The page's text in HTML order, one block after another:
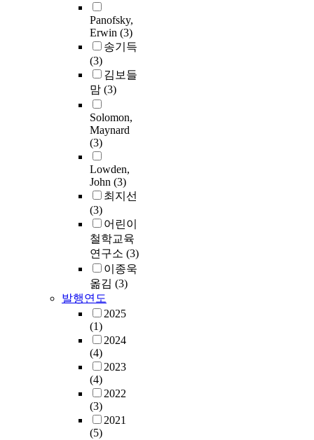
Panofsky,
Erwin (3)
송기득
(3)
김보들
맘 (3)
Solomon,
Maynard
(3)
Lowden,
John (3)
최지선
(3)
어린이
철학교육
연구소 (3)
이종욱
옮김 (3)
발행연도
2025
(1)
2024
(4)
2023
(4)
2022
(3)
2021
(5)